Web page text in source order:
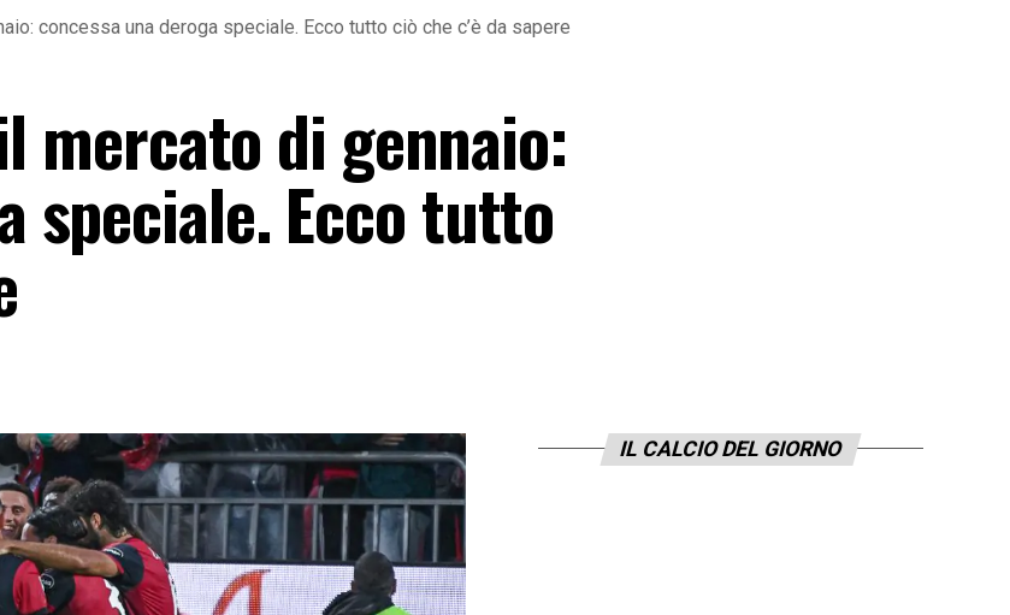
concessa una deroga speciale. Ecco tutto ciò che c’è da sapere
mercato di gennaio:
speciale. Ecco tutto
IL CALCIO DEL GIORNO